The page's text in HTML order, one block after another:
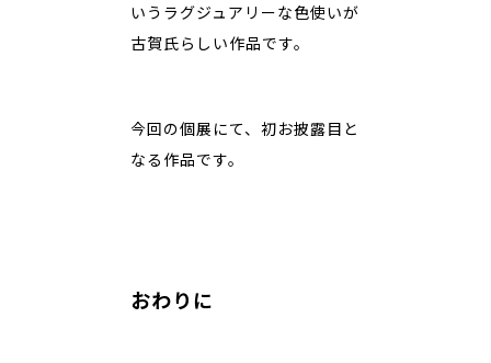
いうラグジュアリーな色使いが
古賀氏らしい作品です。
今回の個展にて、初お披露目と
なる作品です。
おわりに